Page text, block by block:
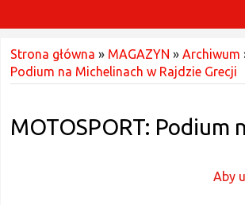
Strona główna » MAGAZYN » Archiwum
Podium na Michelinach w Rajdzie Grecji
MOTOSPORT: Podium
Aby